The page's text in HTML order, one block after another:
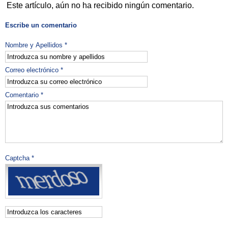
Este artículo, aún no ha recibido ningún comentario.
Escribe un comentario
Nombre y Apellidos *
Correo electrónico *
Comentario *
Captcha *